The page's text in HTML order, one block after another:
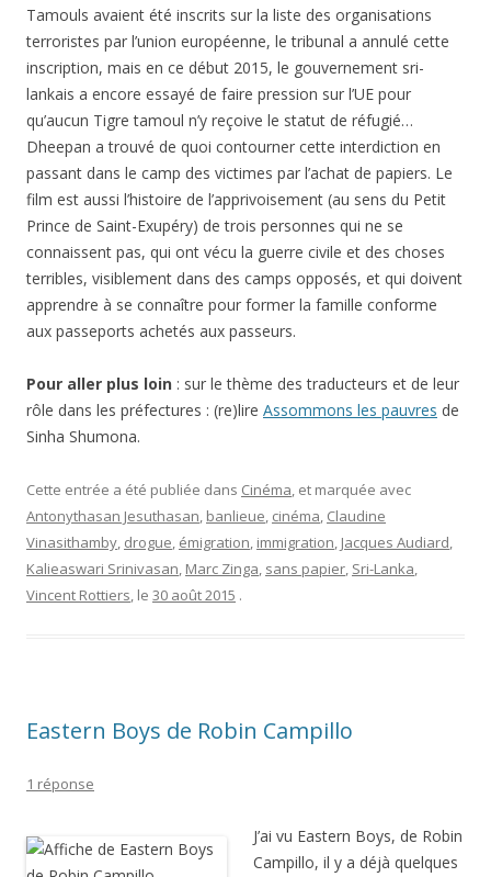
Tamouls avaient été inscrits sur la liste des organisations
terroristes par l’union européenne, le tribunal a annulé cette
inscription, mais en ce début 2015, le gouvernement sri-
lankais a encore essayé de faire pression sur l’UE pour
qu’aucun Tigre tamoul n’y reçoive le statut de réfugié…
Dheepan a trouvé de quoi contourner cette interdiction en
passant dans le camp des victimes par l’achat de papiers. Le
film est aussi l’histoire de l’apprivoisement (au sens du Petit
Prince de Saint-Exupéry) de trois personnes qui ne se
connaissent pas, qui ont vécu la guerre civile et des choses
terribles, visiblement dans des camps opposés, et qui doivent
apprendre à se connaître pour former la famille conforme
aux passeports achetés aux passeurs.
Pour aller plus loin : sur le thème des traducteurs et de leur
rôle dans les préfectures : (re)lire Assommons les pauvres de
Sinha Shumona.
Cette entrée a été publiée dans Cinéma, et marquée avec
Antonythasan Jesuthasan, banlieue, cinéma, Claudine
Vinasithamby, drogue, émigration, immigration, Jacques Audiard,
Kalieaswari Srinivasan, Marc Zinga, sans papier, Sri-Lanka,
Vincent Rottiers, le 30 août 2015 .
Eastern Boys de Robin Campillo
1 réponse
J’ai vu Eastern Boys, de Robin
Campillo, il y a déjà quelques